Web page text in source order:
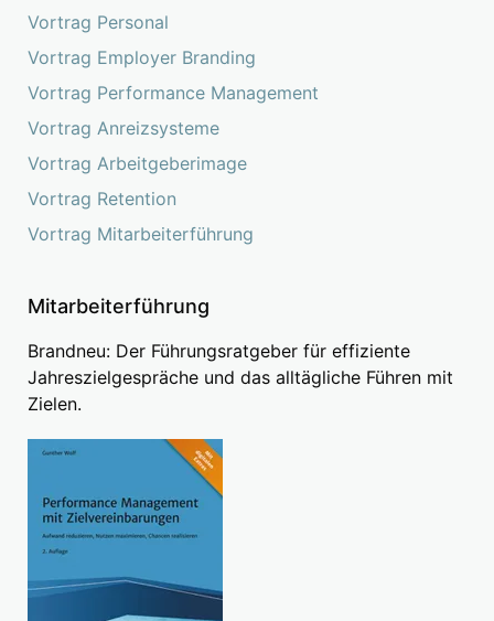
Vortrag Personal
Vortrag Employer Branding
Vortrag Performance Management
Vortrag Anreizsysteme
Vortrag Arbeitgeberimage
Vortrag Retention
Vortrag Mitarbeiterführung
Mitarbeiterführung
Brandneu: Der Führungsratgeber für effiziente
Jahreszielgespräche und das alltägliche Führen mit
Zielen.